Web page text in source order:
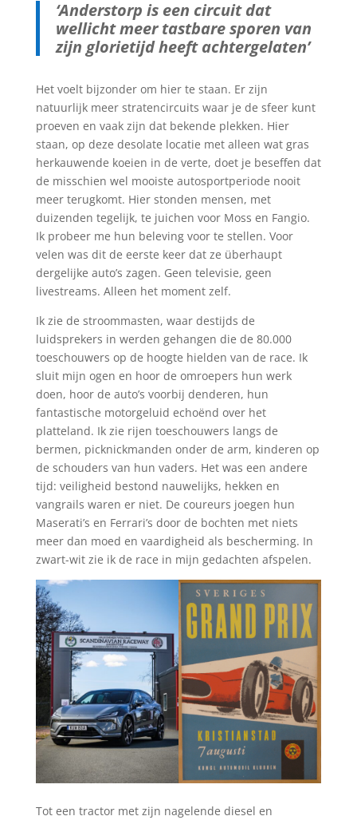
‘Anderstorp is een circuit dat
wellicht meer tastbare sporen van
zijn glorietijd heeft achtergelaten’
Het voelt bijzonder om hier te staan. Er zijn
natuurlijk meer stratencircuits waar je de sfeer kunt
proeven en vaak zijn dat bekende plekken. Hier
staan, op deze desolate locatie met alleen wat gras
herkauwende koeien in de verte, doet je beseffen dat
de misschien wel mooiste autosportperiode nooit
meer terugkomt. Hier stonden mensen, met
duizenden tegelijk, te juichen voor Moss en Fangio.
Ik probeer me hun beleving voor te stellen. Voor
velen was dit de eerste keer dat ze überhaupt
dergelijke auto’s zagen. Geen televisie, geen
livestreams. Alleen het moment zelf.
Ik zie de stroommasten, waar destijds de
luidsprekers in werden gehangen die de 80.000
toeschouwers op de hoogte hielden van de race. Ik
sluit mijn ogen en hoor de omroepers hun werk
doen, hoor de auto’s voorbij denderen, hun
fantastische motorgeluid echoënd over het
platteland. Ik zie rijen toeschouwers langs de
bermen, picknickmanden onder de arm, kinderen op
de schouders van hun vaders. Het was een andere
tijd: veiligheid bestond nauwelijks, hekken en
vangrails waren er niet. De coureurs joegen hun
Maserati’s en Ferrari’s door de bochten met niets
meer dan moed en vaardigheid als bescherming. In
zwart-wit zie ik de race in mijn gedachten afspelen.
Tot een tractor met zijn nagelende diesel en